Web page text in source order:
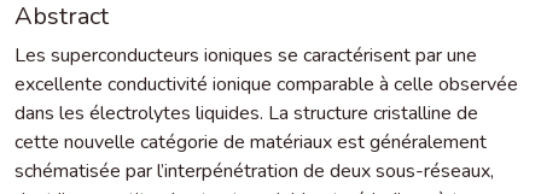
Abstract
Les superconducteurs ioniques se caractérisent par une
excellente conductivité ionique comparable à celle observée
dans les électrolytes liquides. La structure cristalline de
cette nouvelle catégorie de matériaux est généralement
schématisée par l’interpénétration de deux sous-réseaux,